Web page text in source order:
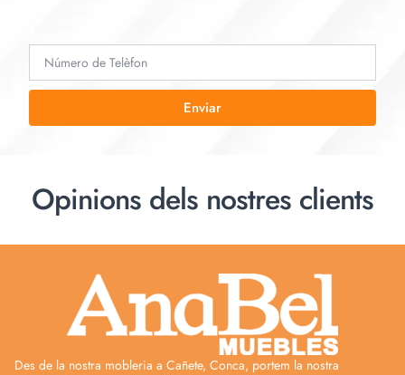
Enviar
Opinions dels nostres clients
Des de la nostra mobleria a Cañete, Conca, portem la nostra